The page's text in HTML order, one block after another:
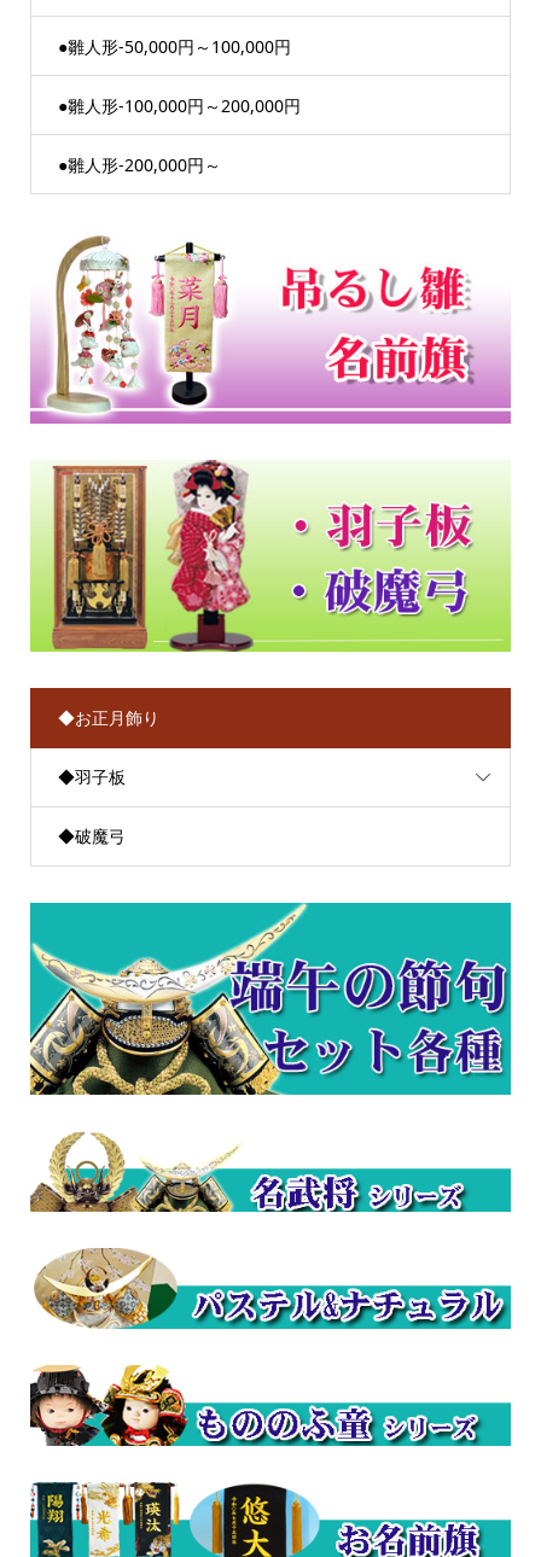
●雛人形-50,000円～100,000円
●雛人形-100,000円～200,000円
●雛人形-200,000円～
◆お正月飾り
◆羽子板
◆破魔弓